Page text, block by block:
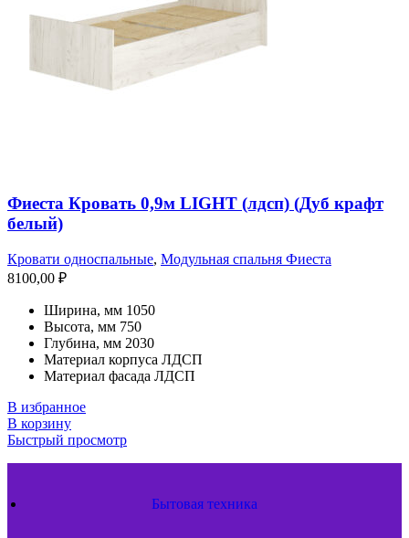
Фиеста Кровать 0,9м LIGHT (лдсп) (Дуб крафт
белый)
Кровати односпальные, Модульная спальня Фиеста
8100,00 ₽
Ширина, мм 1050
Высота, мм 750
Глубина, мм 2030
Материал корпуса ЛДСП
Материал фасада ЛДСП
В избранное
В корзину
Быстрый просмотр
Бытовая техника